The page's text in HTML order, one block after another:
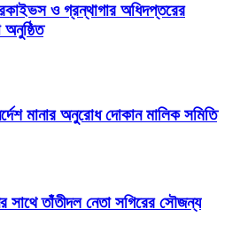
ও গ্রন্থাগার অধিদপ্তরের
মানার অনুরোধ দোকান মালিক সমিতি
সাথে তাঁতীদল নেতা সগিরের সৌজন্য